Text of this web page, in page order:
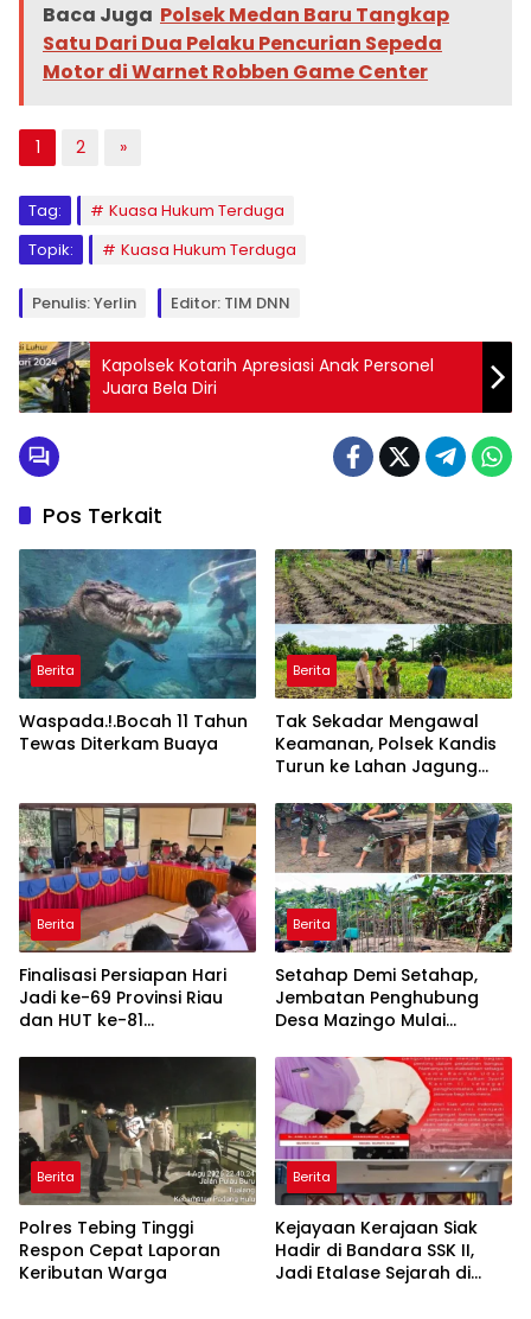
Baca Juga Polsek Medan Baru Tangkap
Satu Dari Dua Pelaku Pencurian Sepeda
Motor di Warnet Robben Game Center
1 2 »
Tag:
Kuasa Hukum Terduga
Topik:
Kuasa Hukum Terduga
Penulis: Yerlin Editor: TIM DNN
Kapolsek Kotarih Apresiasi Anak Personel
Juara Bela Diri
Pos Terkait
Berita
Waspada.!.Bocah 11 Tahun
Tewas Diterkam Buaya
Berita
Tak Sekadar Mengawal
Keamanan, Polsek Kandis
Turun ke Lahan Jagung
Berita
Finalisasi Persiapan Hari
Jadi ke-69 Provinsi Riau
dan HUT ke-81
Kecamatan XIII Koto
Kampar Matangkan
Seluruh Agenda
Berita
Setahap Demi Setahap,
Jembatan Penghubung
Desa Mazingo Mulai
Berita
Polres Tebing Tinggi
Respon Cepat Laporan
Keributan Warga
Berita
Kejayaan Kerajaan Siak
Hadir di Bandara SSK II,
Jadi Etalase Sejarah di